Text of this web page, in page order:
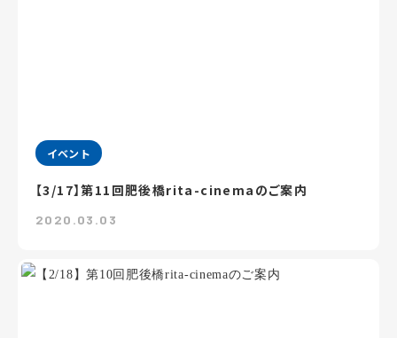
イベント
【3/17】第11回肥後橋rita-cinemaのご案内
2020.03.03